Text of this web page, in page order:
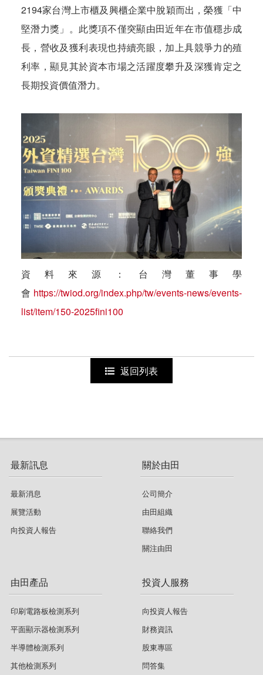
2194家台灣上市櫃及興櫃企業中脫穎而出，榮獲「中
堅潛力獎」。此獎項不僅突顯由田近年在市值穩步成
長，營收及獲利表現也持續亮眼，加上具競爭力的殖
利率，顯見其於資本市場之活躍度攀升及深獲肯定之
長期投資價值潛力。
資料來源：台灣董事學
會 https://twiod.org/index.php/tw/events-news/events-
list/item/150-2025fini100
返回列表
最新訊息
最新消息
展覽活動
向投資人報告
關於由田
公司簡介
由田組織
聯絡我們
關注由田
由田產品
印刷電路板檢測系列
平面顯示器檢測系列
半導體檢測系列
其他檢測系列
投資人服務
向投資人報告
財務資訊
股東專區
問答集